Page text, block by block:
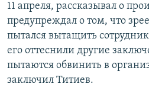
11 апреля, рассказывал о
предупреждал о том, что
пытался вытащить
его оттеснили другие
пытаются обвинить в
заключил Титиев.